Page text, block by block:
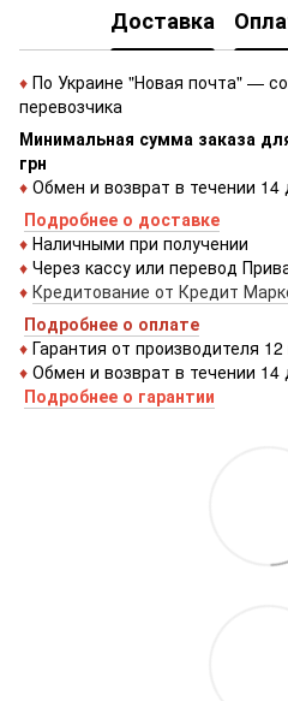
Доставка
♦ По Украине "Новая почта" —
перевозчика
Минимальная сумма заказа
грн
♦ Обмен и возврат в течении 14
Подробнее о доставке
♦ Наличными при получении
♦ Через кассу или перевод
♦ Кредитование от Кредит
Подробнее о оплате
♦ Гарантия от производителя
♦ Обмен и возврат в течении 14
Подробнее о гарантии